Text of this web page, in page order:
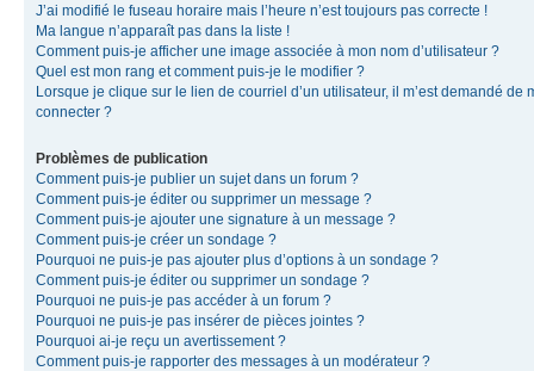
J’ai modifié le fuseau horaire mais l’heure n’est toujours pas correcte !
Ma langue n’apparaît pas dans la liste !
Comment puis-je afficher une image associée à mon nom d’utilisateur ?
Quel est mon rang et comment puis-je le modifier ?
Lorsque je clique sur le lien de courriel d’un utilisateur, il m’est demandé de
connecter ?
Problèmes de publication
Comment puis-je publier un sujet dans un forum ?
Comment puis-je éditer ou supprimer un message ?
Comment puis-je ajouter une signature à un message ?
Comment puis-je créer un sondage ?
Pourquoi ne puis-je pas ajouter plus d’options à un sondage ?
Comment puis-je éditer ou supprimer un sondage ?
Pourquoi ne puis-je pas accéder à un forum ?
Pourquoi ne puis-je pas insérer de pièces jointes ?
Pourquoi ai-je reçu un avertissement ?
Comment puis-je rapporter des messages à un modérateur ?